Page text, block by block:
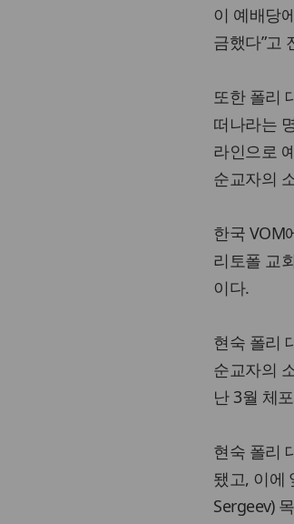
이 예배당
금했다”고
또한 폴리
떠나라는
라인으로
순교자의
한국 VOM
리토폴 교
이다.
현숙 폴리
순교자의
난 3월 체
현숙 폴리
됐고, 이에
Sergeev)